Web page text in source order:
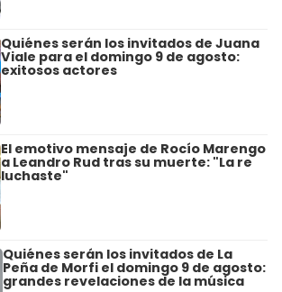
Quiénes serán los invitados de Juana
Viale para el domingo 9 de agosto:
exitosos actores
El emotivo mensaje de Rocío Marengo
a Leandro Rud tras su muerte: "La re
luchaste"
Quiénes serán los invitados de La
Peña de Morfi el domingo 9 de agosto:
grandes revelaciones de la música